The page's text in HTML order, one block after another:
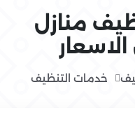
منازل
خدمات التنظيف